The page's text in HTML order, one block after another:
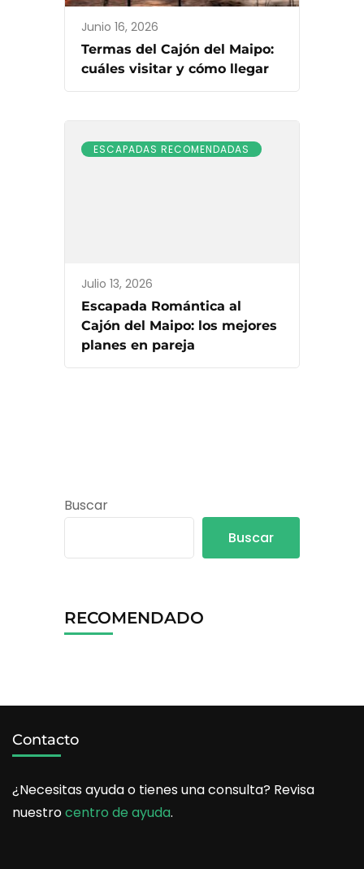
Junio 16, 2026
Termas del Cajón del Maipo:
cuáles visitar y cómo llegar
ESCAPADAS RECOMENDADAS
Julio 13, 2026
Escapada Romántica al
Cajón del Maipo: los mejores
planes en pareja
Buscar
Buscar
RECOMENDADO
Contacto
¿Necesitas ayuda o tienes una consulta? Revisa
nuestrocentro de ayuda.